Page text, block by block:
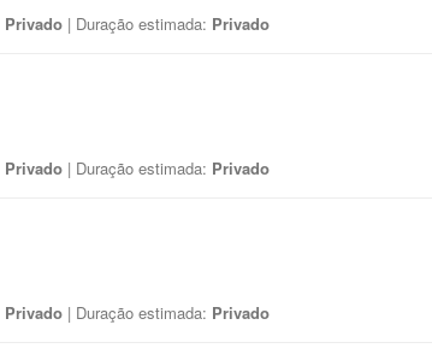
Privado | Duração estimada: Privado
Privado | Duração estimada: Privado
Privado | Duração estimada: Privado